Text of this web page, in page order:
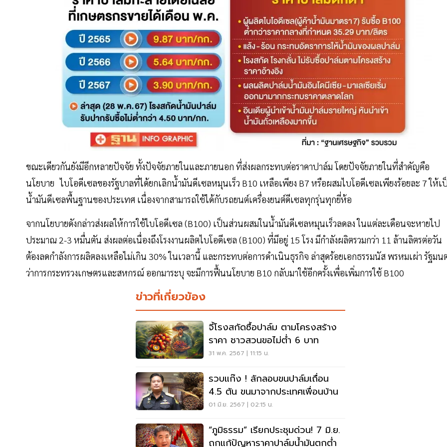
ขณะเดียวกันยังมีอีกหลายปัจจัย ทั้งปัจจัยภายในและภายนอก ที่ส่งผลกระทบต่อราคาปาล์ม โดยปัจจัยภายในที่สำคัญคือ
นโยบาย ไบโอดีเซลของรัฐบาลที่ได้ยกเลิกนํ้ามันดีเซลหมุนเร็ว B10 เหลือเพียง B7 หรือผสมไบโอดีเซลเพียงร้อยละ 7 ให้เ
นํ้ามันดีเซลพื้นฐานของประเทศ เนื่องจากสามารถใช้ได้กับรถยนต์เครื่องยนต์ดีเซลทุกรุ่นทุกยี่ห้อ
จากนโยบายดังกล่าวส่งผลให้การใช้ไบโอดีเซล (B100) เป็นส่วนผสมในนํ้ามันดีเซลหมุนเร็วลดลง ในแต่ละเดือนจะหายไป
ประมาณ 2-3 หมื่นตัน ส่งผลต่อเนื่องถึงโรงงานผลิตไบโอดีเซล (B100) ที่มีอยู่ 15 โรง มีกำลังผลิตรวมกว่า 11 ล้านลิตรต่อวัน
ต้องลดกำลังการผลิตลงเหลือไม่เกิน 30% ในเวลานี้ และกระทบต่อการดำเนินธุรกิจ ล่าสุดร้อยเอกธรรมนัส พรหมเผ่า รัฐมน
ว่าการกระทรวงเกษตรและสหกรณ์ ออกมาระบุ จะมีการฟื้นนโยบาย B10 กลับมาใช้อีกครั้งเพื่อเพิ่มการใช้ B100
ข่าวที่เกี่ยวข้อง
จี้โรงสกัดซื้อปาล์ม ตามโครงสร้าง
ราคา ชาวสวนขอไม่ต่ำ 6 บาท
31 พ.ค. 2567 | 11:15 น.
รวบแก๊ง ! ลักลอบขนปาล์มเถื่อน
4.5 ตัน ขนมาจากประเทศเพื่อนบ้าน
01 มิ.ย. 2567 | 02:15 น.
“ภูมิธรรม” เรียกประชุมด่วน! 7 มิ.ย.
ถกแก้ปัญหาราคาปาล์มน้ำมันตกต่ำ